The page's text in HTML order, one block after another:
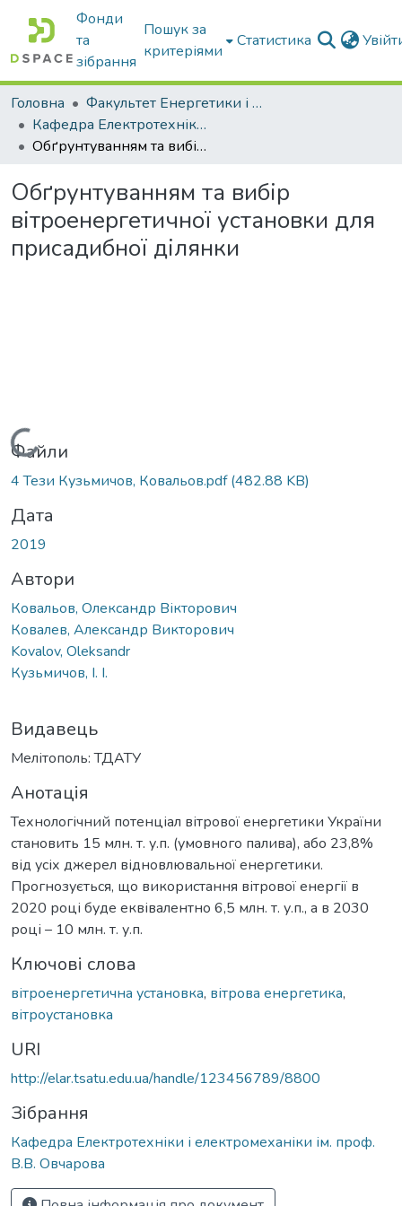
Фонди
та
зібрання
Пошук за
критеріями
Статистика
Головна
Факультет Енергетики і комп'ютерних технологій
Кафедра Електротехніки і електромеханіки ім. проф. В.В. Овчарова
Обґрунтуванням та вибір вітроенергетичної установки для присадибної ділянки
Обґрунтуванням та вибір
вітроенергетичної установки для
присадибної ділянки
Вантажиться...
Файли
4 Тези Кузьмичов, Ковальов.pdf(482.88 KB)
Дата
2019
Автори
Ковальов, Олександр Вікторович
Ковалев, Александр Викторович
Kovalov, Oleksandr
Кузьмичов, І. І.
Видавець
Мелітополь: ТДАТУ
Анотація
Технологічний потенціал вітрової енергетики України
становить 15 млн. т. у.п. (умовного палива), або 23,8%
від усіх джерел відновлювальної енергетики.
Прогнозується, що використання вітрової енергії в
2020 році буде еквівалентно 6,5 млн. т. у.п., а в 2030
році – 10 млн. т. у.п.
Ключові слова
вітроенергетична установка, вітрова енергетика,
вітроустановка
URI
http://elar.tsatu.edu.ua/handle/123456789/8800
Зібрання
Кафедра Електротехніки і електромеханіки ім. проф.
В.В. Овчарова